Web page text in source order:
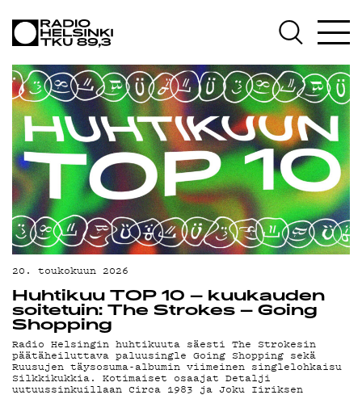
TEKIJÄT
ON-
20. toukokuun 2026
Huhtikuu TOP 10 – kuukauden
soitetuin: The Strokes – Going
Shopping
Radio Helsingin huhtikuuta säesti The Strokesin
päätäheiluttava paluusingle Going Shopping sekä
Ruusujen täysosuma-albumin viimeinen singlelohkaisu
Silkkikukkia. Kotimaiset osaajat Detalji
uutuussinkuillaan Circa 1983 ja Joku Iiriksen